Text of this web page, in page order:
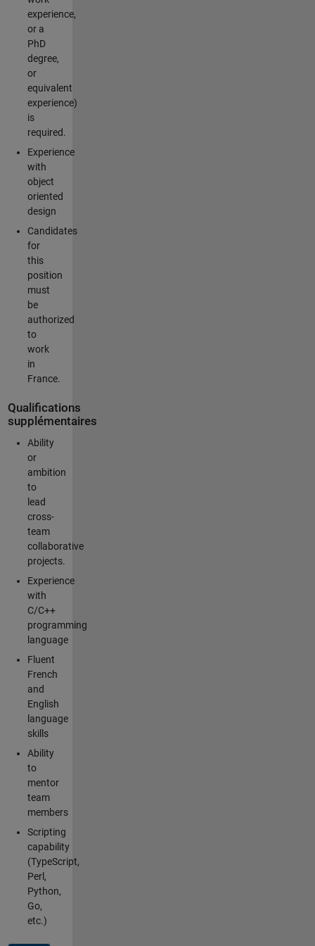
experience,
or a
PhD
degree,
or
equivalent
experience)
is
required.
Experience
with
object
oriented
design
Candidates
for
this
position
must
be
authorized
to
work
in
France.
Qualifications
supplémentaires
Ability
or
ambition
to
lead
cross-
team
collaborative
projects.
Experience
with
C/C++
programming
language
Fluent
French
and
English
language
skills
Ability
to
mentor
team
members
Scripting
capability
(TypeScript,
Perl,
Python,
Go,
etc.)